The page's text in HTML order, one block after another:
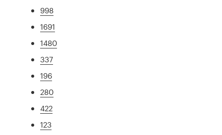
998
1691
1480
337
196
280
422
123